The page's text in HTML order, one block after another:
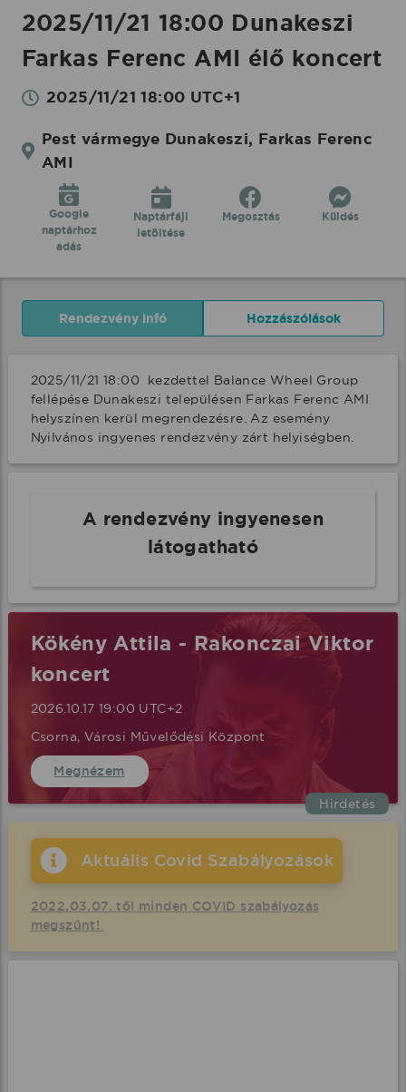
2025/11/21 18:00 Dunakeszi
Farkas Ferenc AMI élő koncert
2025/11/21 18:00 UTC+1
Pest vármegye Dunakeszi, Farkas Ferenc
AMI
Google
naptárhoz
adás
Naptárfájl
letöltése
Megosztás Küldés
Rendezvény infó Hozzászólások
2025/11/21 18:00  kezdettel Balance Wheel Group
fellépése Dunakeszi településen Farkas Ferenc AMI
helyszínen kerül megrendezésre. Az esemény
Nyilvános ingyenes rendezvény zárt helyiségben.
A rendezvény ingyenesen
látogatható
Hirdetés
Kökény Attila - Rakonczai Viktor
koncert
2026.10.17 19:00 UTC+2
Csorna, Városi Művelődési Központ
Megnézem
Aktuális Covid Szabályozások
2022.03.07. től minden COVID szabályozás
megszűnt!